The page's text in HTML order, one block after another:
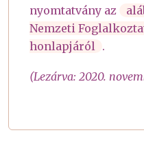
nyomtatvány az
Nemzeti
honlapjáról
.
(Lezárva: 2020.